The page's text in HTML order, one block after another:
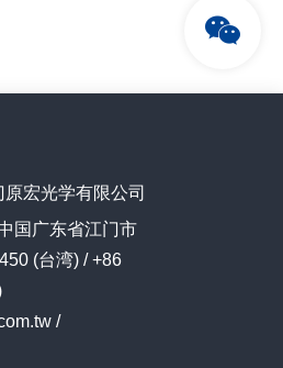
宏光学有限公司
国广东省江门市
(台湾) / +86
/